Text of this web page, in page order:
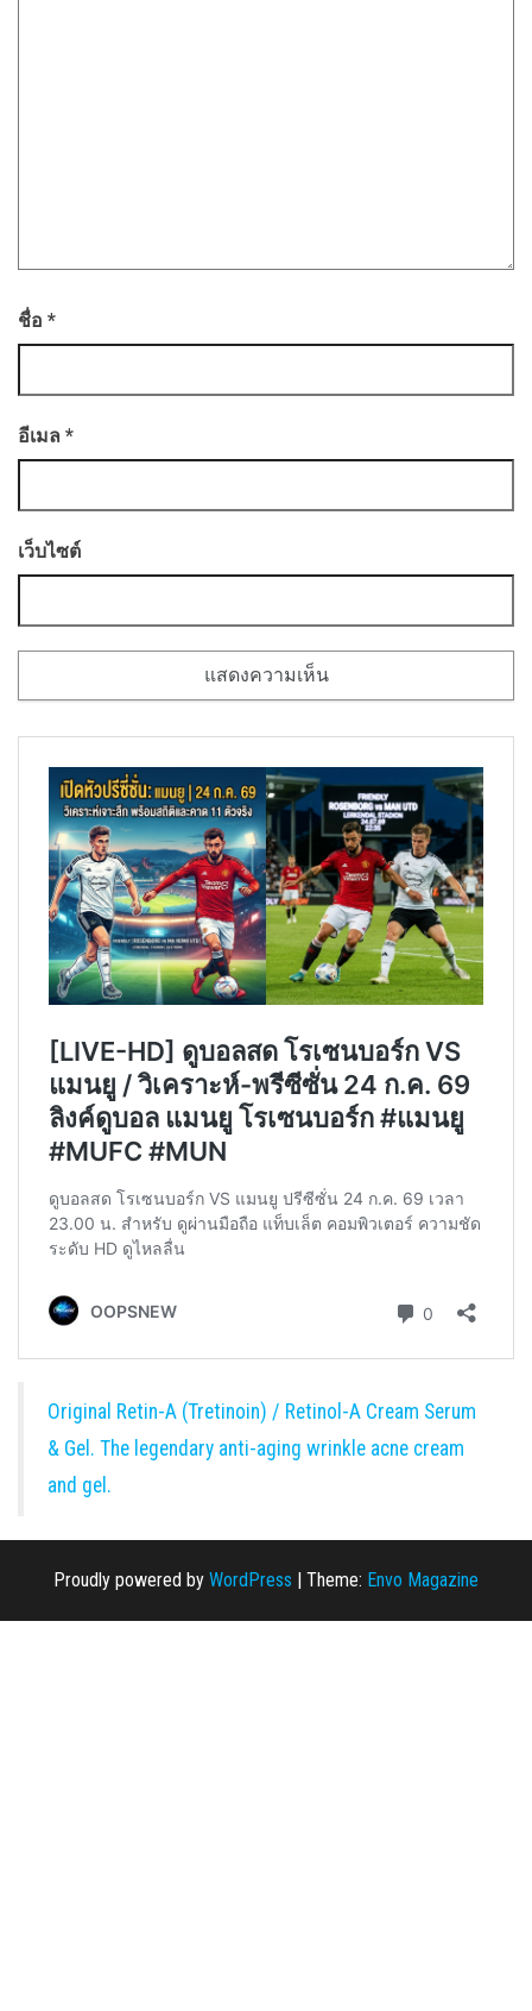
ชื่อ *
อีเมล *
เว็บไซต์
Original Retin-A (Tretinoin) / Retinol-A Cream Serum
& Gel. The legendary anti-aging wrinkle acne cream
and gel.
Proudly powered by WordPress | Theme: Envo Magazine